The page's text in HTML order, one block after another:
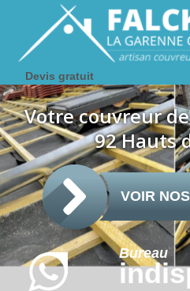
Devis gratuit
Votre couvreur
92 Hauts
VOIR
Bureau